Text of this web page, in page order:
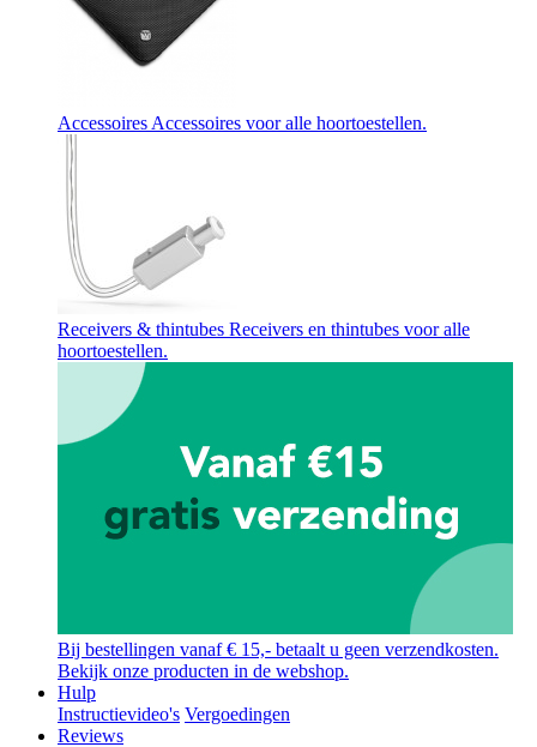
AccessoiresAccessoires voor alle hoortoestellen.
Receivers & thintubes Receivers en thintubes voor alle
hoortoestellen.
Bij bestellingen vanaf € 15,- betaalt u geen verzendkosten.
Bekijk onze producten in de webshop.
Hulp
Instructievideo's Vergoedingen
Reviews